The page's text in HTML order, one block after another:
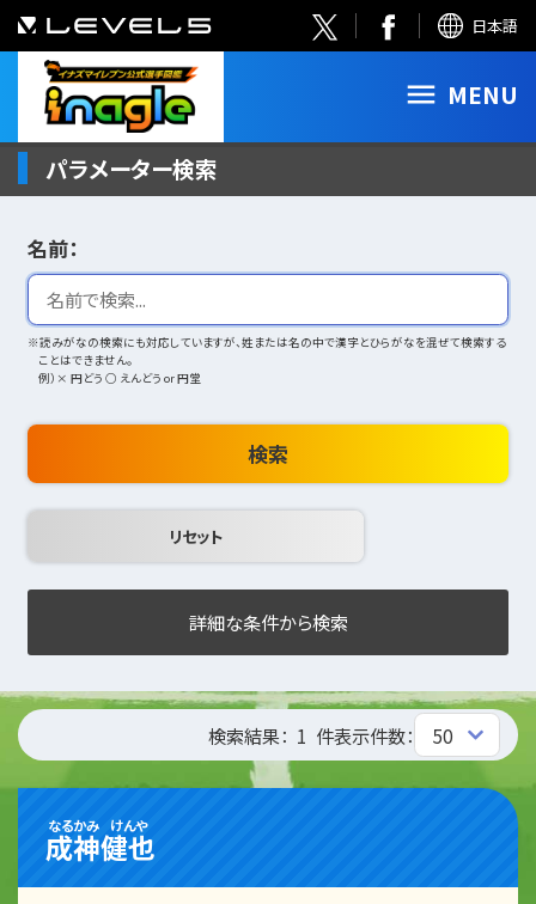
日本語
MENU
パラメーター検索
名前：
※読みがなの検索にも対応していますが、姓または名の中で漢字とひらがなを混ぜて検索する
ことはできません。
例）× 円どう ○ えんどう or 円堂
検索
詳細な条件から検索
検索結果： 1 件表示件数：
成神
なるかみ
健也
けんや